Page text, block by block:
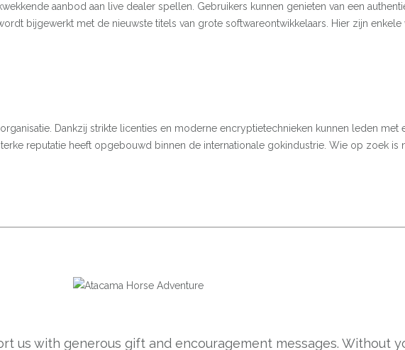
aanbod aan live dealer spellen. Gebruikers kunnen genieten van een
bijgewerkt met de nieuwste titels van grote softwareontwikkelaars. Hier zijn
Dankzij strikte licenties en moderne encryptietechnieken kunnen leden met
reputatie heeft opgebouwd binnen de internationale gokindustrie. Wie op zoek is
us with generous gift and encouragement messages. Without